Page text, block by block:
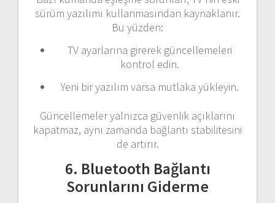
sürüm yazılımı kullanmasından kaynaklanır.
Bu yüzden:
TV ayarlarına girerek güncellemeleri
kontrol edin.
Yeni bir yazılım varsa mutlaka yükleyin.
Güncellemeler yalnızca güvenlik açıklarını
kapatmaz, aynı zamanda bağlantı stabilitesini
de artırır.
6. Bluetooth Bağlantı
Sorunlarını Giderme